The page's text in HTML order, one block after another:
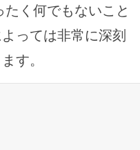
く何でもないこと
っては非常に深刻
す。